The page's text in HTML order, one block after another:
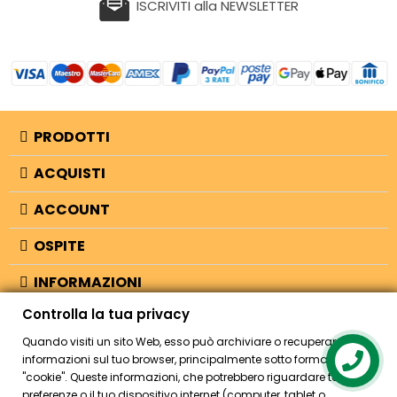
ISCRIVITI alla NEWSLETTER
PRODOTTI
ACQUISTI
ACCOUNT
OSPITE
INFORMAZIONI
NEGOZIO
© 2026 - Bellearti.it -credits
Controlla la tua privacy
Quando visiti un sito Web, esso può archiviare o recuperare
informazioni sul tuo browser, principalmente sotto forma di
"cookie". Queste informazioni, che potrebbero riguardare te, le tue